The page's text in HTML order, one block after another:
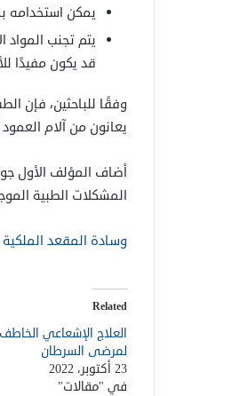
يمكن استخدامه
يتم تجنب المواد
قد يكون مفيدًا
وفقًا للباحثين، فإن
يعانون من آلام
أضاف المؤلف الأول
المشكلات الطبية
وسادة المقعد
Related
العلاج الإشعاعي
لمرضى السرطان
23 أكتوبر، 2022
في "مقالات"